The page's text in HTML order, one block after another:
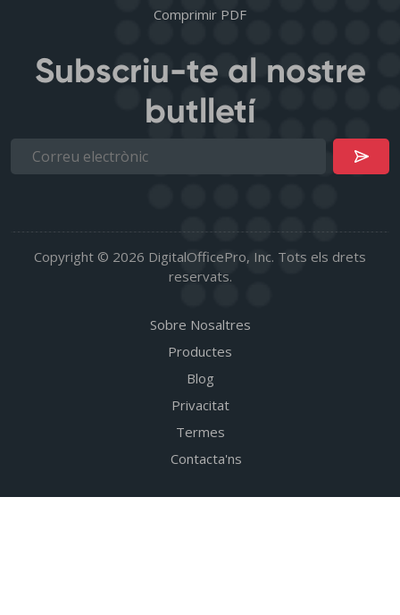
Comprimir PDF
Subscriu-te al nostre
butlletí
Copyright © 2026 DigitalOfficePro, Inc. Tots els drets
reservats.
Sobre Nosaltres
Productes
Blog
Privacitat
Termes
Contacta'ns